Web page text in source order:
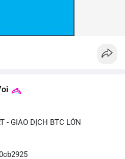
- GIAO DỊCH BTC LỚN